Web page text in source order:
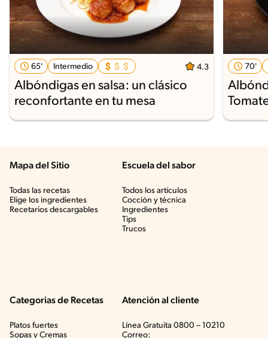
65' Intermedio 4.3
Albóndigas en salsa: un clásico
reconfortante en tu mesa
70'
Mapa del Sitio
Todas las recetas
Elige los ingredientes
Recetarios descargables
Escuela del sabor
Todos los artículos
Cocción y técnica
Ingredientes
Tips
Trucos
Categorias de Recetas
Platos fuertes
Sopas y Cremas
Atención al cliente
Línea Gratuita 0800 – 10210
Correo: